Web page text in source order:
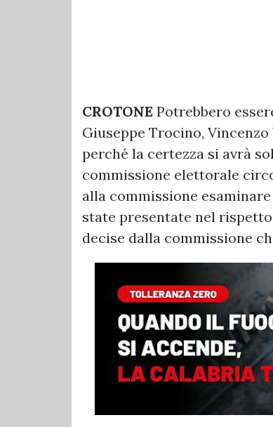
CROTONE Potrebbero
Giuseppe Trocino,
perché la certezza si avrà
commissione elettorale
alla commissione
state presentate nel
decise dalla commissione